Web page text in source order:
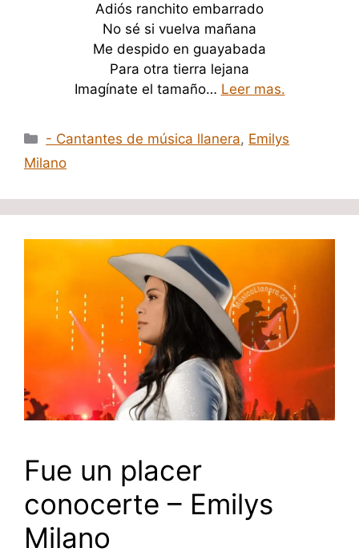
Adiós ranchito embarrado
No sé si vuelva mañana
Me despido en guayabada
Para otra tierra lejana
Imagínate el tamaño… Leer mas.
Categorías
- Cantantes de música llanera, Emilys
Milano
Fue un placer
conocerte – Emilys
Milano